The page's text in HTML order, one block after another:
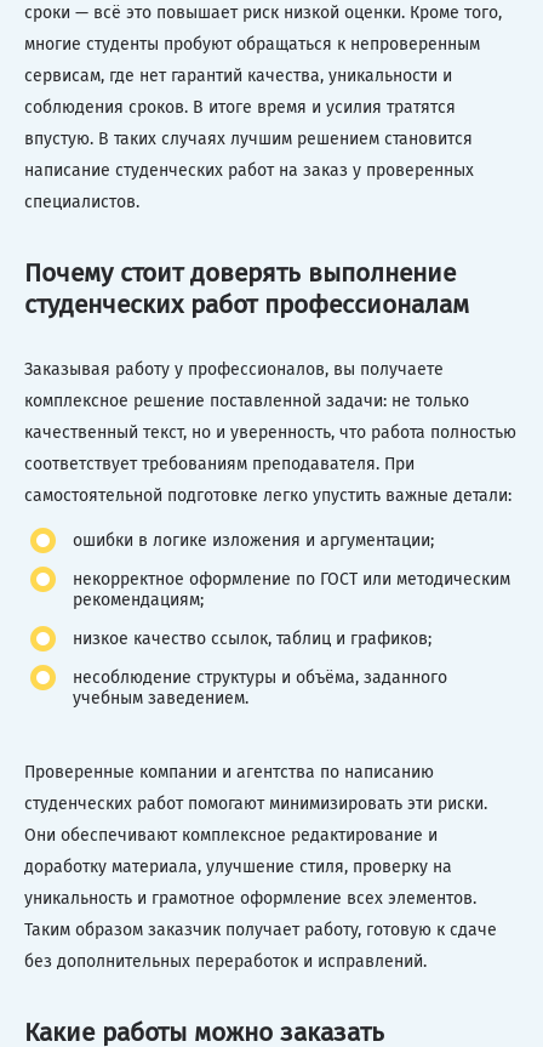
сроки — всё это повышает риск низкой оценки. Кроме того,
многие студенты пробуют обращаться к непроверенным
сервисам, где нет гарантий качества, уникальности и
соблюдения сроков. В итоге время и усилия тратятся
впустую. В таких случаях лучшим решением становится
написание студенческих работ на заказ у проверенных
специалистов.
Почему стоит доверять выполнение
студенческих работ профессионалам
Заказывая работу у профессионалов, вы получаете
комплексное решение поставленной задачи: не только
качественный текст, но и уверенность, что работа полностью
соответствует требованиям преподавателя. При
самостоятельной подготовке легко упустить важные детали:
ошибки в логике изложения и аргументации;
некорректное оформление по ГОСТ или методическим
рекомендациям;
низкое качество ссылок, таблиц и графиков;
несоблюдение структуры и объёма, заданного
учебным заведением.
Проверенные компании и агентства по написанию
студенческих работ помогают минимизировать эти риски.
Они обеспечивают комплексное редактирование и
доработку материала, улучшение стиля, проверку на
уникальность и грамотное оформление всех элементов.
Таким образом заказчик получает работу, готовую к сдаче
без дополнительных переработок и исправлений.
Какие работы можно заказать